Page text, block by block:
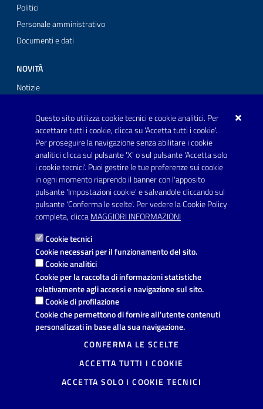
Questo sito utilizza cookie tecnici e cookie analitici. Per
accettare tutti i cookie, clicca su 'Accetta tutti i cookie'.
Per proseguire la navigazione senza abilitare i cookie
analitici clicca sul pulsante 'X' o sul pulsante 'Accetta solo
i cookie tecnici'. Puoi gestire le tue preferenze sui cookie
in ogni momento riaprendo il banner con l'apposito
pulsante 'Impostazioni cookie' e salvandole cliccando sul
pulsante 'Conferma le scelte'. Per vedere la Cookie Policy
completa, cliccaMAGGIORI INFORMAZIONI
Cookie tecnici
Cookie necessari per il funzionamento del sito.
Cookie analitici
Cookie per la raccolta di informazioni statistiche
relativamente agli accessi e navigazione sul sito.
Cookie di profilazione
Cookie che permettono di fornire all'utente contenuti
personalizzati in base alla sua navigazione.
CONFERMA LE SCELTE
ACCETTA TUTTI I COOKIE
ACCETTA SOLO I COOKIE TECNICI
Politici
Personale amministrativo
Documenti e dati
NOVITÀ
Notizie
Avvisi
SERVIZI
Elenco servizi
VIVERE IL COMUNE
Luoghi
Eventi
AMMINISTRAZIONE TRASPARENTE
I dati personali pubblicati sono riutilizzabili solo alle condizioni
previste dalla direttiva comunitaria 2003/98/CE e dal d.lgs.
36/2006
Comune di Avetrana
Provincia di Taranto
Via Vittorio Emanuele, 19, 74020